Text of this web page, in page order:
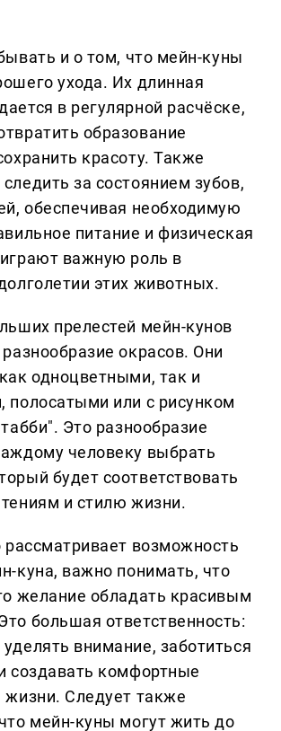
и о том, что мейн-куны
ухода. Их длинная
в регулярной расчёске,
образование
красоту. Также
за состоянием зубов,
обеспечивая необходимую
питание и физическая
важную роль в
этих животных.
прелестей мейн-кунов
разнообразие окрасов. Они
одноцветными, так и
полосатыми или с рисунком
Это разнообразие
человеку выбрать
будет соответствовать
и стилю жизни.
рассматривает возможность
куна, важно понимать, что
желание обладать красивым
большая ответственность:
внимание, заботиться
создавать комфортные
жизни. Следует также
мейн-куны могут жить до